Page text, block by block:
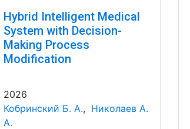
Hybrid Intelligent Medical
System with Decision-
Making Process
Modification
2026
Кобринский Б. А., Николаев А.
А.